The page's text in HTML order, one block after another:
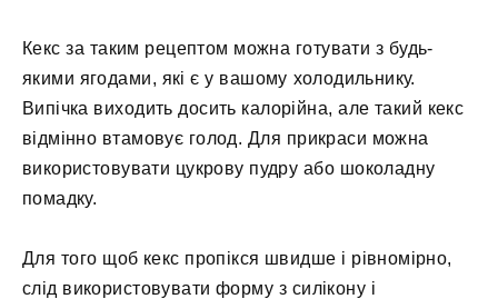
Кекс за таким рецептом можна готувати з будь-
якими ягодами, які є у вашому холодильнику.
Випічка виходить досить калорійна, але такий кекс
відмінно втамовує голод. Для прикраси можна
використовувати цукрову пудру або шоколадну
помадку.
Для того щоб кекс пропікся швидше і рівномірно,
слід використовувати форму з силікону і